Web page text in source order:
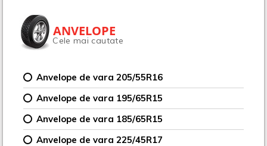
ANVELOPE
Cele mai cautate
Anvelope de vara 205/55R16
Anvelope de vara 195/65R15
Anvelope de vara 185/65R15
Anvelope de vara 225/45R17